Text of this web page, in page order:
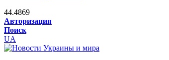
44.4869
Авторизация
Поиск
UA